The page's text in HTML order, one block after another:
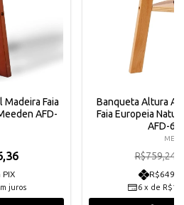
Faia
AFD-
juros
Banqueta Altura
Faia Europeia
AFD-
R$759,24
6 x de